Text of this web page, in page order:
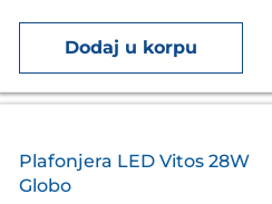
Dodaj u korpu
Plafonjera LED Vitos 28W
Globo